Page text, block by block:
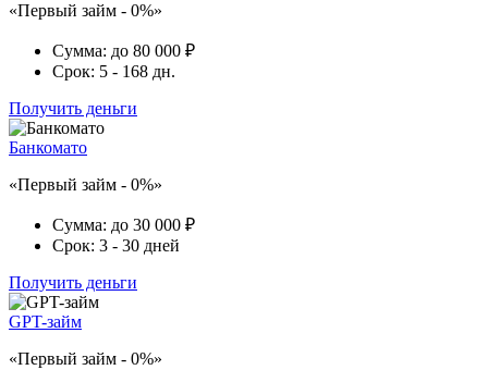
«Первый займ - 0%»
Сумма: до 80 000 ₽
Срок: 5 - 168 дн.
Получить деньги
Банкомато
«Первый займ - 0%»
Сумма: до 30 000 ₽
Срок: 3 - 30 дней
Получить деньги
GPT-займ
«Первый займ - 0%»